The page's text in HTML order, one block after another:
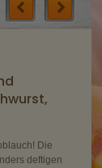
Die
deftigen